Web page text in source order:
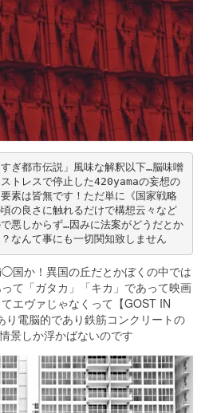
ぎ都市伝説」風味な解釈以下…脳味噌
トレスで停止した420yamaの妄想の
素は皆無です！ただ単に《国家戦略
の良さに触れるだけで構想云々など
悪しからず…因みに法案がどうだとか
なんて事にも一切関知致しません
国か！異国の丘だとかぼくの中では
て「ガタカ」「キカ」であって映画
エヴァじゃなくって【GOST IN
り電脳的であり鉄筋コンクリートの
景しか浮かばないのです